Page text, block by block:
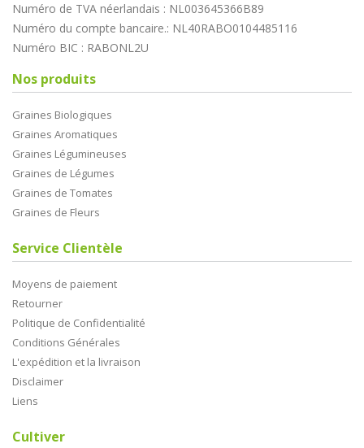
Numéro de TVA néerlandais : NL003645366B89
Numéro du compte bancaire.: NL40RABO0104485116
Numéro BIC : RABONL2U
Nos produits
Graines Biologiques
Graines Aromatiques
Graines Légumineuses
Graines de Légumes
Graines de Tomates
Graines de Fleurs
Service Clientèle
Moyens de paiement
Retourner
Politique de Confidentialité
Conditions Générales
L'expédition et la livraison
Disclaimer
Liens
Cultiver